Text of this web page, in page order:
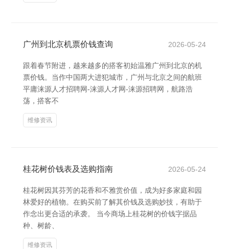
广州到北京机票价钱查询 2026-05-24
跟着春节附进，越来越多的搭客初始温雅广州到北京的机
票价钱。当作中国两大进犯城市，广州与北京之间的航班
平庸涞源人才招聘网-涞源人才网-涞源招聘网，航路浩
荡，搭客不
维修资讯
桂花树价钱表及选购指南 2026-05-24
桂花树因其芬芳的花香和不雅赏价值，成为好多家庭和园
林爱好的植物。在购买前了解其价钱及选购妙技，有助于
作念出更合适的承袭。 当今商场上桂花树的价钱字据品
种、树龄、
维修资讯